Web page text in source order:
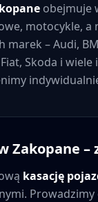
obejmuje
motocykle,
marek – Audi,
Skoda i
Zakopane –
kasację